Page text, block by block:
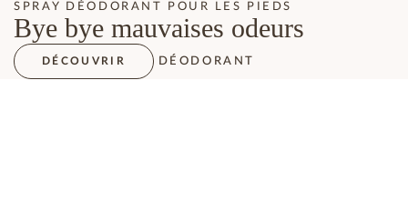
SPRAY DÉODORANT POUR LES PIEDS
Bye bye mauvaises odeurs
DÉCOUVRIR DÉODORANT